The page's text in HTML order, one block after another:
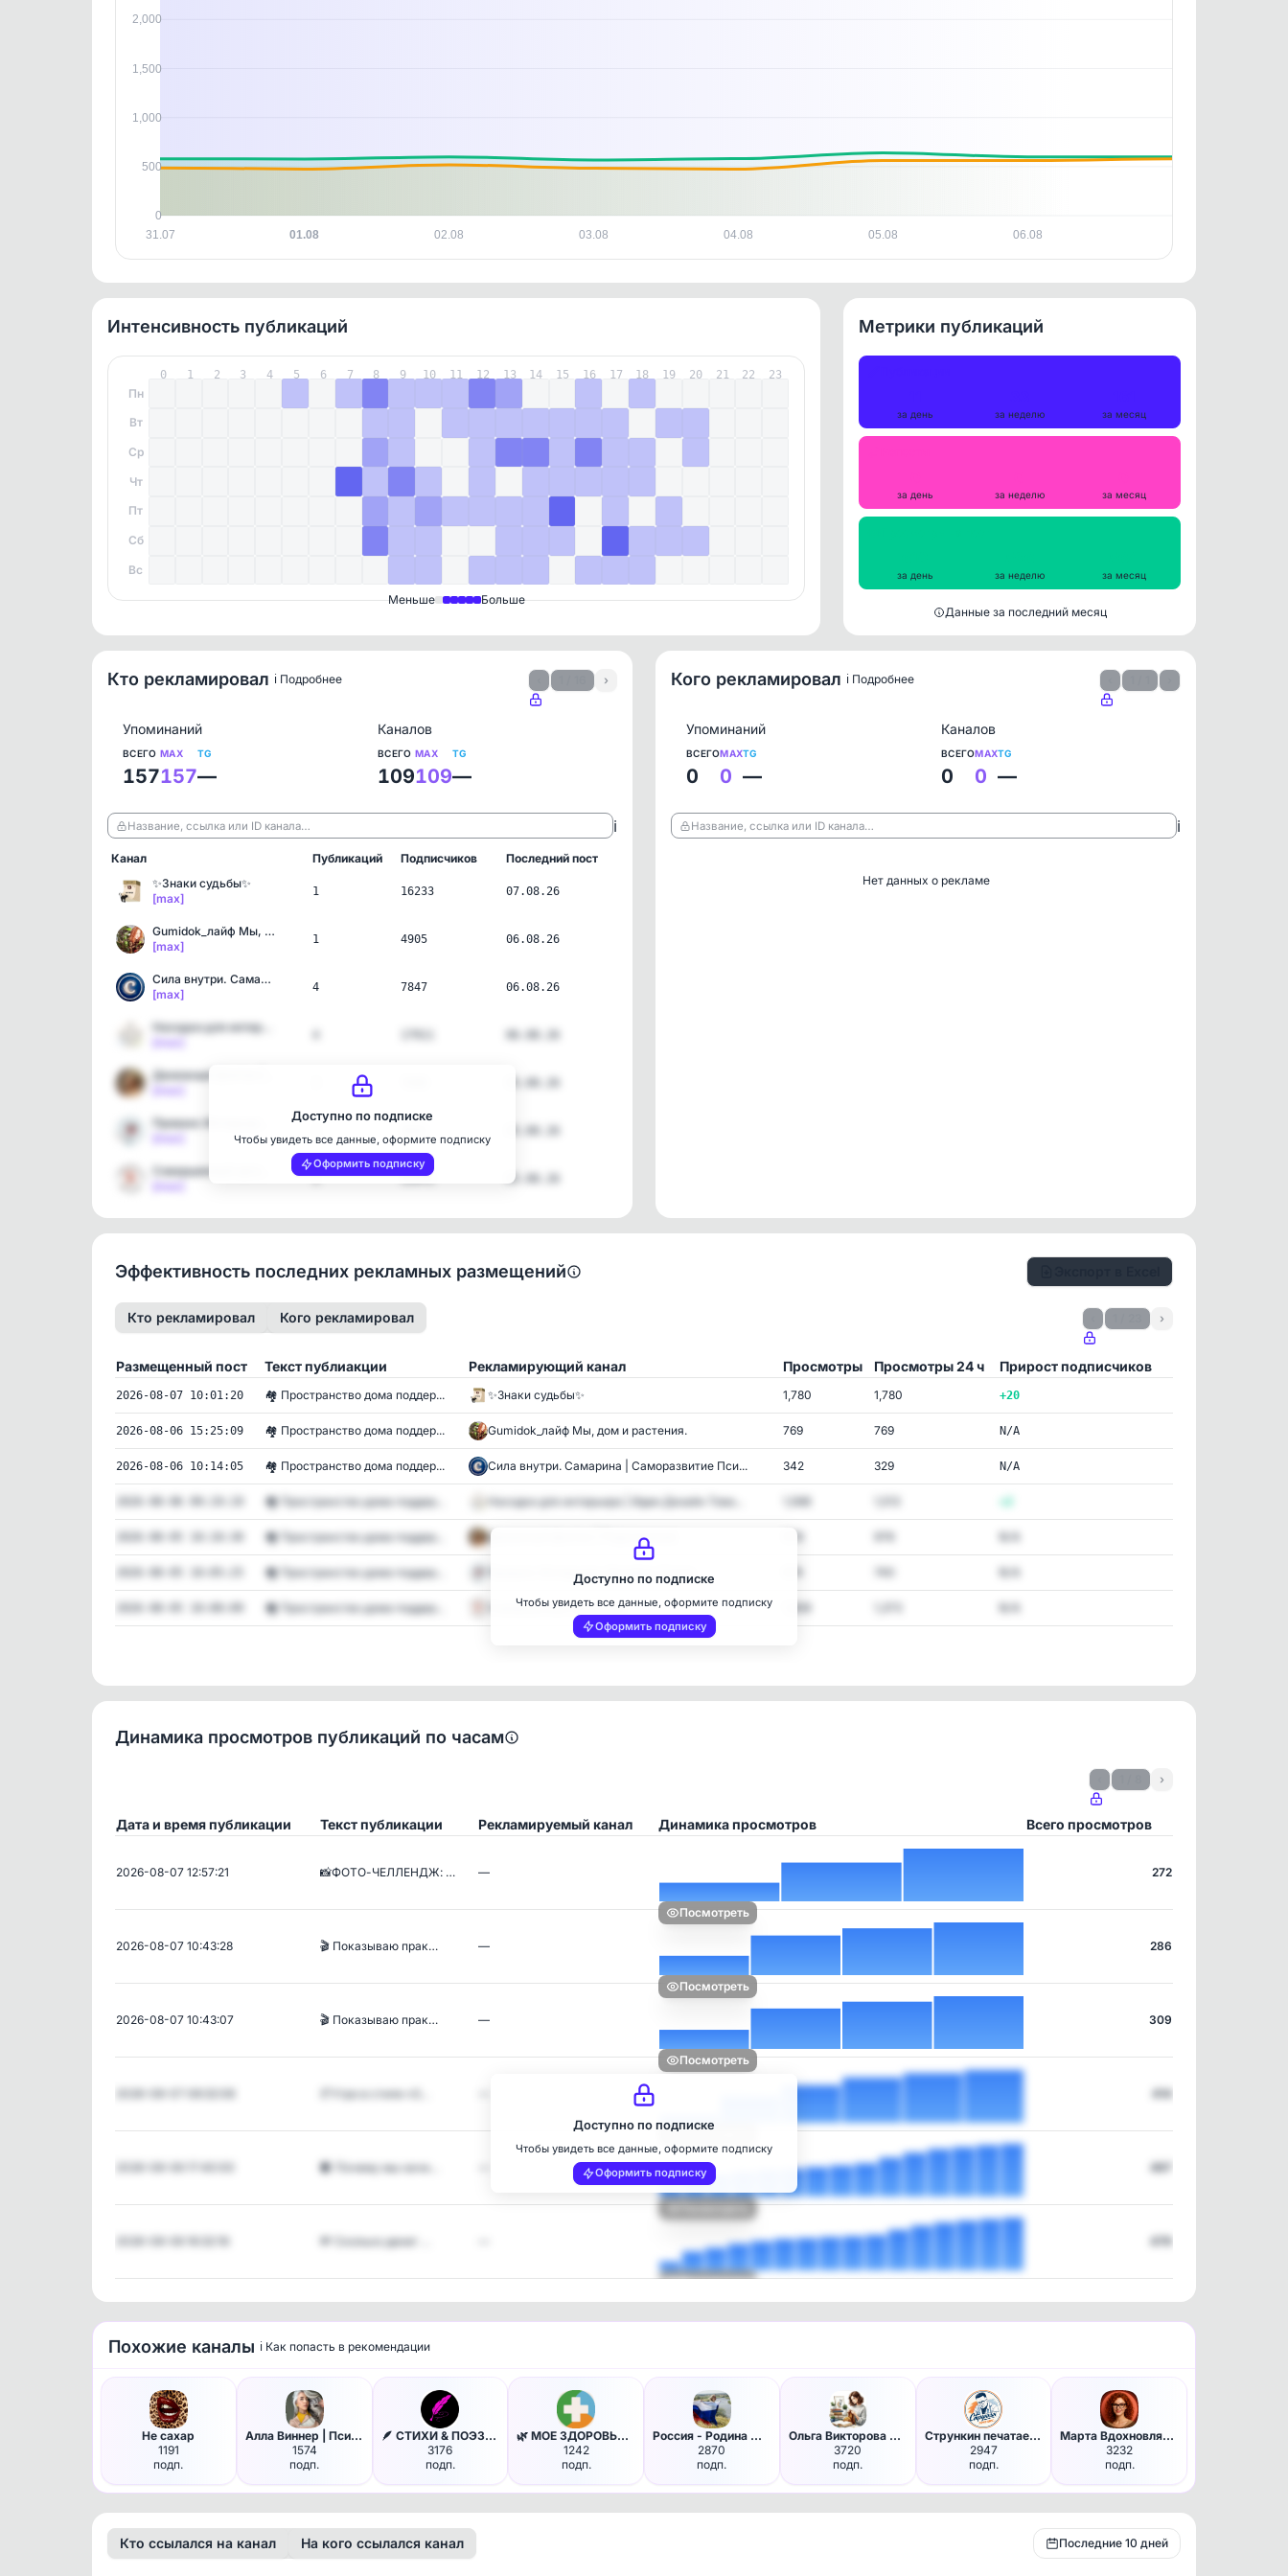
31.07 01.08 02.08 03.08 04.08 05.08 06.08
2,000
1,500
1,000
500
0
Интенсивность публикаций
0 1 2 3 4 5 6 7 8 9 10 11 12 13 14 15 16 17 18 19 20 21 22 23
Пн
Вт
Ср
Чт
Пт
Сб
Вс
Меньше Больше
Метрики публикаций
за день за неделю за месяц
за день за неделю за месяц
за день за неделю за месяц
Данные за последний месяц
Кто рекламировал ℹ️ Подробнее ›
Упоминаний
ВСЕГО
157
MAX
157
TG
—
Каналов
ВСЕГО
109
MAX
109
TG
—
Название, ссылка или ID канала… ℹ️
Канал Публикаций Подписчиков
Последний пост
✨Знаки судьбы✨
[max]
1 16233 07.08.26
Gumidok_лайф Мы, дом и р…
[max]
1 4905 06.08.26
Сила внутри. Самарина | …
[max]
4 7847 06.08.26
1 11972 05.08.26
Доступно по подписке
Чтобы увидеть все данные, оформите подписку
Оформить подписку
Кого рекламировал ℹ️ Подробнее
Упоминаний
ВСЕГО
0
MAX
0
TG
—
Каналов
ВСЕГО
0
MAX
0
TG
—
Название, ссылка или ID канала… ℹ️
Нет данных о рекламе
Эффективность последних рекламных размещений
Кто рекламировал Кого рекламировал ›
Размещенный пост Текст публиакции Рекламирующий канал Просмотры Просмотры 24 ч Прирост подписчиков
2026-08-07 10:01:20 🏘 Пространство дома поддер... ✨Знаки судьбы✨ 1,780 1,780 +20
2026-08-06 15:25:09 🏘 Пространство дома поддер... Gumidok_лайф Мы, дом и растения. 769 769 N/A
2026-08-06 10:14:05 🏘 Пространство дома поддер... Сила внутри. Самарина | Саморазвитие Пси... 342 329 N/A
🏘 Пространство дома поддер... Находки для интерьера | Идеи Дизайн Това... 1,568
🏘 Пространство дома поддер... Денежный фонтан | Подсознание 978
🏘 Пространство дома поддер... Прованс Интерьеры Дизайны Стили
🏘 Пространство дома поддер... Совершенный организм
Доступно по подписке
Чтобы увидеть все данные, оформите подписку
Оформить подписку
Динамика просмотров публикаций по часам
›
Дата и время публикации Текст публикации Рекламируемый канал Динамика просмотров Всего просмотров
2026-08-07 12:57:21 📸ФОТО-ЧЕЛЛЕНДЖ: … —
Посмотреть
272
2026-08-07 10:43:28 🎬 Показываю прак… —
Посмотреть
286
2026-08-07 10:43:07 🎬 Показываю прак… —
Посмотреть
309
🥐Утро в стиле «З…
Посмотреть
414
🌒 Почему мы начи…
Посмотреть
497
💸 Сколько денег …
Посмотреть
Доступно по подписке
Чтобы увидеть все данные, оформите подписку
Оформить подписку
Похожие каналы ℹ️ Как попасть в рекомендации
Не сахар
1191
подп.
Алла Виннер | Психология
1574
подп.
🪶 СТИХИ & ПОЭЗИЯ
3176
подп.
🌿 МОЕ ЗДОРОВЬЕ - питание диет…
1242
подп.
Россия - Родина моя
2870
подп.
Ольга Викторова Вязание - от …
3720
подп.
Стрункин печатает...
2947
подп.
Марта Вдохновляющая
3232
подп.
Кто ссылался на канал На кого ссылался канал Последние 10 дней